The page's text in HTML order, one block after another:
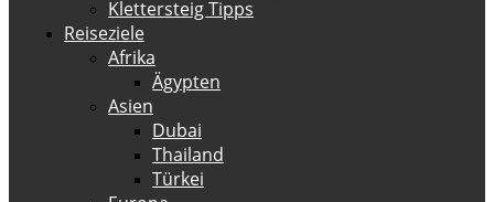
Klettersteig Tipps
Reiseziele
Afrika
Ägypten
Asien
Dubai
Thailand
Türkei